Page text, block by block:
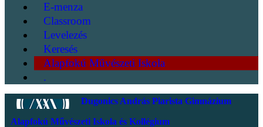
E-menza
Classroom
Levelezés
Keresés
Alapfokú Művészeti Iskola
.
Dugonics András Piarista Gimnázium
Alapfokú Művészeti Iskola és Kollégium